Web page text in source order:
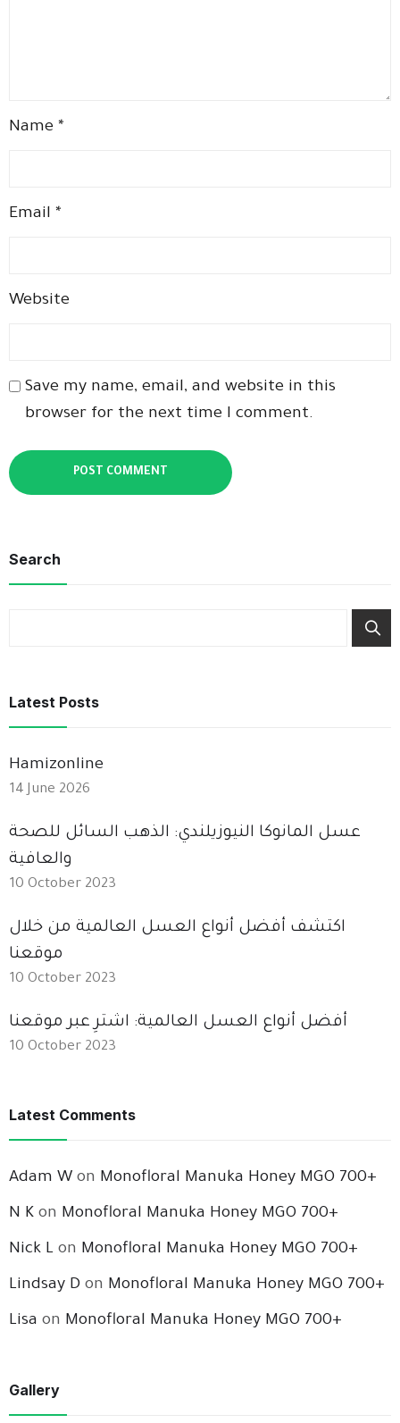
Name *
Email *
Website
Save my name, email, and website in this
browser for the next time I comment.
Search
Latest Posts
Hamizonline
14 June 2026
عسل المانوكا النيوزيلندي: الذهب السائل للصحة
والعافية
10 October 2023
اكتشف أفضل أنواع العسل العالمية من خلال
موقعنا
10 October 2023
أفضل أنواع العسل العالمية: اشترِ عبر موقعنا
10 October 2023
Latest Comments
Adam W on Monofloral Manuka Honey MGO 700+
N K on Monofloral Manuka Honey MGO 700+
Nick L on Monofloral Manuka Honey MGO 700+
Lindsay D on Monofloral Manuka Honey MGO 700+
Lisa on Monofloral Manuka Honey MGO 700+
Gallery